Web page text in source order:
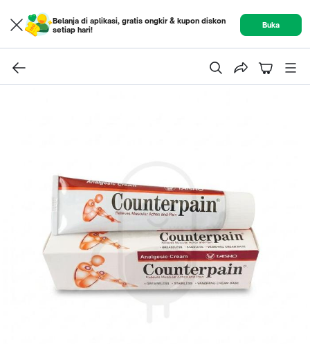
Belanja di aplikasi, gratis ongkir & kupon diskon
setiap hari!
Buka